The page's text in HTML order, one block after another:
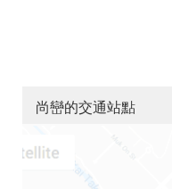
尚巒的交通站點